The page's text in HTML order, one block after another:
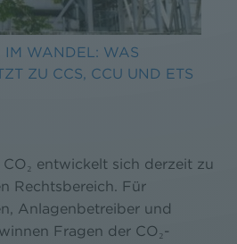
IM WANDEL: WAS
ZU CCS, CCU UND ETS
entwickelt sich derzeit zu
Rechtsbereich. Für
Anlagenbetreiber und
Fragen der CO₂-